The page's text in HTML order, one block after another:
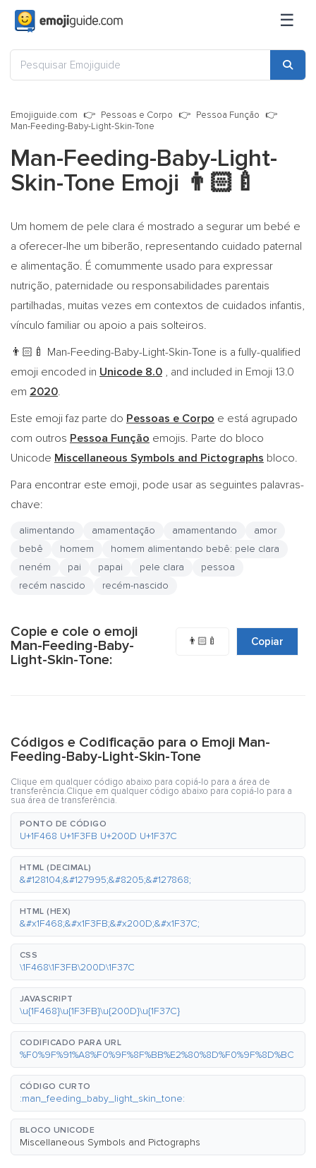
☰
Emojiguide.com Pessoas e Corpo
Pessoa Função
Man-Feeding-Baby-Light-Skin-Tone
Man-Feeding-Baby-Light-
Skin-Tone Emoji 👨🏻‍🍼
Um homem de pele clara é mostrado a segurar um bebé e
a oferecer-lhe um biberão, representando cuidado paternal
e alimentação. É comummente usado para expressar
nutrição, paternidade ou responsabilidades parentais
partilhadas, muitas vezes em contextos de cuidados infantis,
vínculo familiar ou apoio a pais solteiros.
👨🏻‍🍼
Man-Feeding-Baby-Light-Skin-Tone is a fully-qualified
emoji encoded in Unicode 8.0 , and included in Emoji 13.0
em 2020.
Este emoji faz parte do Pessoas e Corpo e está agrupado
com outros Pessoa Função emojis. Parte do bloco
Unicode Miscellaneous Symbols and Pictographs bloco.
Para encontrar este emoji, pode usar as seguintes palavras-
chave:
alimentando amamentação amamentando
amor
bebê
homem
homem alimentando bebê: pele clara
neném
pai papai pele clara
pessoa
recém nascido
recém-nascido
Copie e cole o emoji
Man-Feeding-Baby-
Light-Skin-Tone:
👨🏻‍🍼 Copiar
Códigos e Codificação para o Emoji Man-
Feeding-Baby-Light-Skin-Tone
Clique em qualquer código abaixo para copiá-lo para a área de
transferência.Clique em qualquer código abaixo para copiá-lo para a
sua área de transferência.
PONTO DE CÓDIGO
U+1F468 U+1F3FB U+200D U+1F37C
HTML (DECIMAL)
&#128104;&#127995;&#8205;&#127868;
HTML (HEX)
&#x1F468;&#x1F3FB;&#x200D;&#x1F37C;
CSS
\1F468\1F3FB\200D\1F37C
JAVASCRIPT
\u{1F468}\u{1F3FB}\u{200D}\u{1F37C}
CODIFICADO PARA URL
%F0%9F%91%A8%F0%9F%8F%BB%E2%80%8D%F0%9F%8D%BC
CÓDIGO CURTO
:man_feeding_baby_light_skin_tone:
BLOCO UNICODE
Miscellaneous Symbols and Pictographs